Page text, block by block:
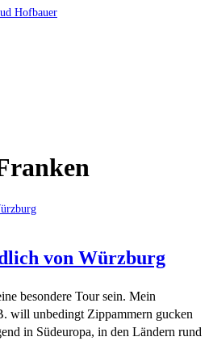
Waltraud Hofbauer
von Würzburg
besondere Tour sein. Mein
will unbedingt Zippammern gucken
in Südeuropa, in den Ländern rund